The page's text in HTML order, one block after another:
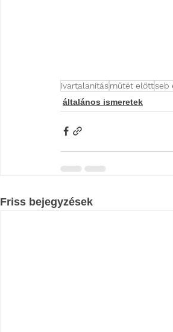
ivartalanításműtét előttseb
általános ismeretek
Friss bejegyzések